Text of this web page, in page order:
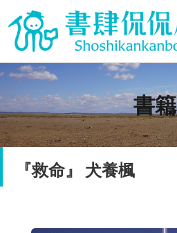
書籍
『救命』 犬養楓